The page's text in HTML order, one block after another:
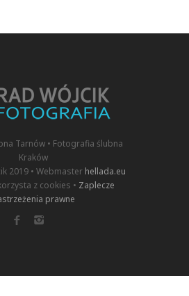
Tarnów • Fotografia ślubna
Kraków
2019 • Webmaster hellada.eu
z cookies • Zaplecze
prawne